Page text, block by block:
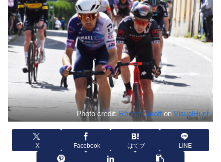
Photo credit:Ronan CaroffonVisualHunt
X Facebook はてブ LINE